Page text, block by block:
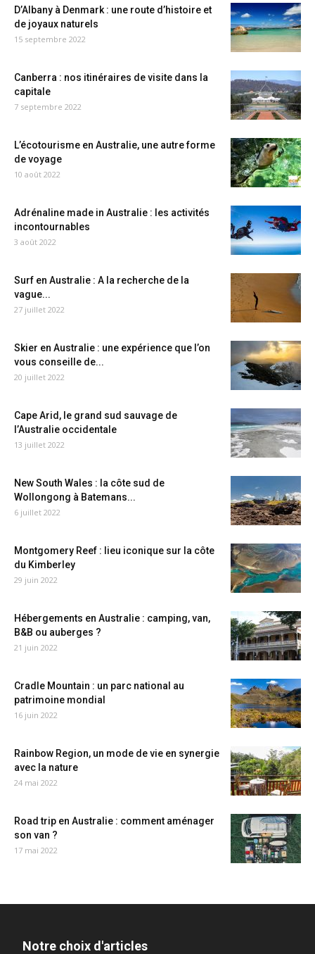
D’Albany à Denmark : une route d’histoire et
de joyaux naturels
15 septembre 2022
Canberra : nos itinéraires de visite dans la
capitale
7 septembre 2022
L’écotourisme en Australie, une autre forme
de voyage
10 août 2022
Adrénaline made in Australie : les activités
incontournables
3 août 2022
Surf en Australie : A la recherche de la
vague...
27 juillet 2022
Skier en Australie : une expérience que l’on
vous conseille de...
20 juillet 2022
Cape Arid, le grand sud sauvage de
l’Australie occidentale
13 juillet 2022
New South Wales : la côte sud de
Wollongong à Batemans...
6 juillet 2022
Montgomery Reef : lieu iconique sur la côte
du Kimberley
29 juin 2022
Hébergements en Australie : camping, van,
B&B ou auberges ?
21 juin 2022
Cradle Mountain : un parc national au
patrimoine mondial
16 juin 2022
Rainbow Region, un mode de vie en synergie
avec la nature
24 mai 2022
Road trip en Australie : comment aménager
son van ?
17 mai 2022
Notre choix d'articles